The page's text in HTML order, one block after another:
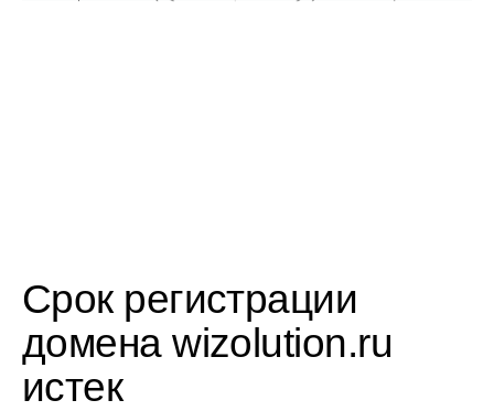
Срок регистрации
домена wizolution.ru
истек